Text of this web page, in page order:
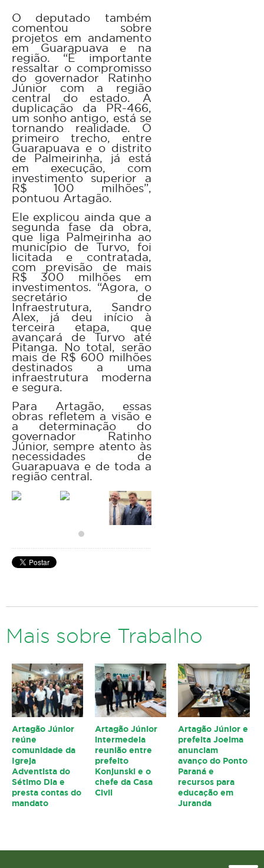
O deputado também
comentou sobre
projetos em andamento
em Guarapuava e na
região. “É importante
ressaltar o compromisso
do governador Ratinho
Júnior com a região
central do estado. A
duplicação da PR-466,
um sonho antigo, está se
tornando realidade. O
primeiro trecho, entre
Guarapuava e o distrito
de Palmeirinha, já está
em execução, com
investimento superior a
R$ 100 milhões”,
pontuou Artagão.
Ele explicou ainda que a
segunda fase da obra,
que liga Palmeirinha ao
município de Turvo, foi
licitada e contratada,
com previsão de mais
R$ 300 milhões em
investimentos. “Agora, o
secretário de
Infraestrutura, Sandro
Alex, já deu início à
terceira etapa, que
avançará de Turvo até
Pitanga. No total, serão
mais de R$ 600 milhões
destinados a uma
infraestrutura moderna
e segura.
Para Artagão, essas
obras refletem a visão e
a determinação do
governador Ratinho
Júnior, sempre atento às
necessidades de
Guarapuava e de toda a
região central.
Mais sobre Trabalho
Artagão Júnior
reúne
comunidade da
Igreja
Adventista do
Sétimo Dia e
presta contas do
mandato
Artagão Júnior
intermedeia
reunião entre
prefeito
Konjunski e o
chefe da Casa
Civil
Artagão Júnior e
prefeita Joelma
anunciam
avanço do Ponto
Paraná e
recursos para
educação em
Juranda